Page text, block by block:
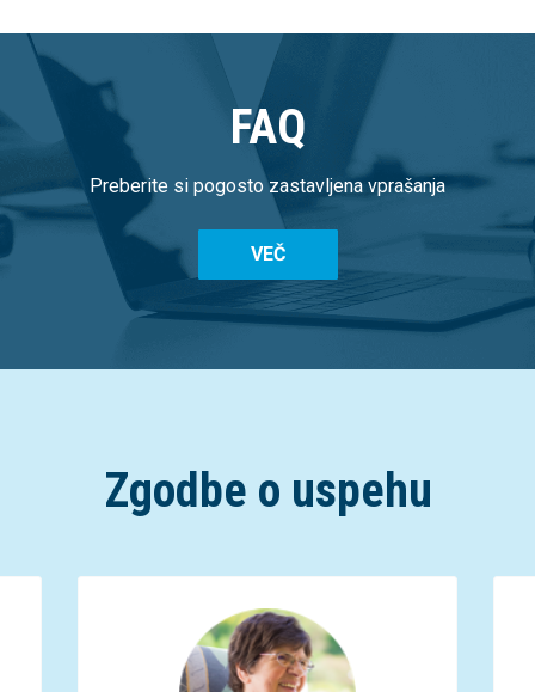
FAQ
Preberite si pogosto zastavljena vprašanja
VEČ
Zgodbe o uspehu